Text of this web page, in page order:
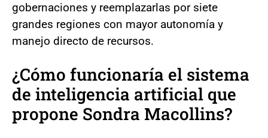
gobernaciones y reemplazarlas por siete
grandes regiones con mayor autonomía y
manejo directo de recursos.
¿Cómo funcionaría el sistema
de inteligencia artificial que
propone Sondra Macollins?